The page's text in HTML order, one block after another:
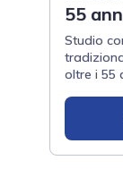
55
Studio
oltre i 55